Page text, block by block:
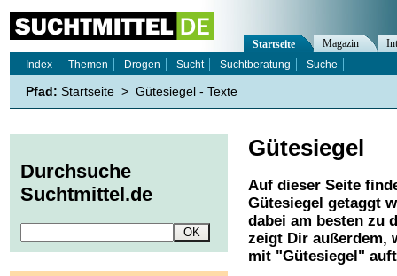
Gütesiegel
Auf dieser Seite
Gütesiegel getaggt
dabei am besten zu
zeigt Dir außerdem,
mit "Gütesiegel "
Startseite Magazin
Index
Themen Drogen Sucht Suchtberatung Suche
Pfad: Startseite > Gütesiegel - Texte
Durchsuche
Suchtmittel.de